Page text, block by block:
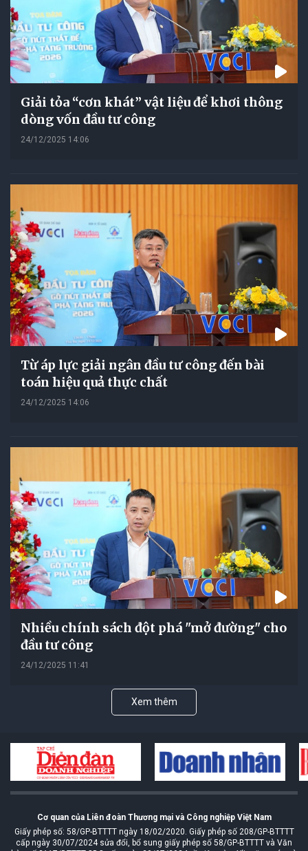
Giải tỏa “cơn khát” vật liệu để khơi thông
dòng vốn đầu tư công
24/12/2025 14:06
Từ áp lực giải ngân đầu tư công đến bài
toán hiệu quả thực chất
24/12/2025 14:06
Nhiều chính sách đột phá "mở đường" cho
đầu tư công
24/12/2025 11:41
Xem thêm
Cơ quan của Liên đoàn Thương mại và Công nghiệp Việt Nam
Giấy phép số: 58/GP-BTTTT ngày 18/02/2020. Giấy phép số 208/GP-BTTTT
cấp ngày 30/07/2024 sửa đổi, bổ sung giấy phép số 58/GP-BTTTT và Văn